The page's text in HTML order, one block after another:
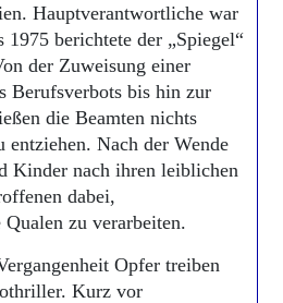
Berlin-
Schlesien
Danzig und
Bücher
Hauptverantwortliche war
berichtete der „Spiegel“
der Zuweisung einer
Berufsverbots bis hin zur
die Beamten nichts
entziehen. Nach der Wende
Kinder nach ihren leiblichen
dabei,
zu verarbeiten.
Opfer treiben
Kurz vor